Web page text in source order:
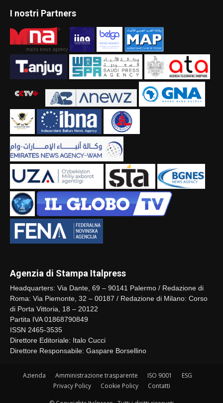
I nostri Partners
Agenzia di Stampa Italpress
Headquarters: Via Dante, 69 – 90141 Palermo / Redazione di
Roma: Via Piemonte, 32 – 00187 / Redazione di Milano: Corso
di Porta Vittoria, 18 – 20122
Partita IVA 01868790849
ISSN 2465-3535
Direttore Editoriale: Italo Cucci
Direttore Responsabile: Gaspare Borsellino
Azienda Amministrazione trasparente ISO 9001
ESG
Privacy Policy
Cookie Policy Contatti